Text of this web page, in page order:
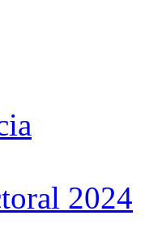
2024